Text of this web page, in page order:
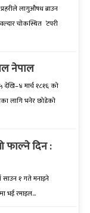
लागुऔषध ब्राउन
चोकस्थित ‘टपरी
नेपाल
देखि–४ मार्च १८१६ को
लागि भनेर छोडेको
फाल्ने दिन :
साउन १ गते मनाइने
भई रमाइल...